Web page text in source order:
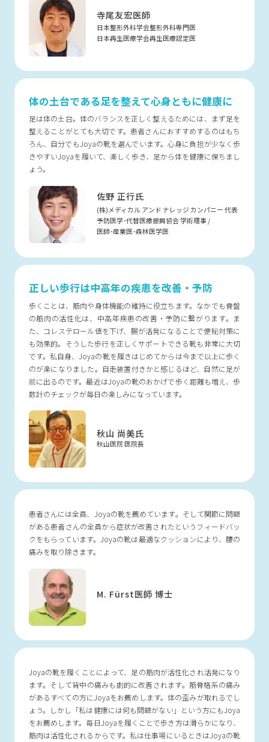
寺尾友宏医師
日本整形外科学会整形外科専門医
日本再生医療学会再生医療認定医
体の土台である足を整えて心身ともに健康に
足は体の土台。体のバランスを正しく整えるためには、まず足を
整えることがとても大切です。患者さんにおすすめするのはもち
ろん、自分でもJoyaの靴を選んでいます。心身に負担が少なく歩
きやすいJoyaを履いて、楽しく歩き、足から体を健康に保ちまし
ょう。
佐野 正行氏
(株)メディカル アンド ナレッジ カンパニー 代表
予防医学･代替医療振興協会 学術理事 /
医師･産業医･森林医学医
正しい歩行は中高年の疾患を改善・予防
歩くことは、筋肉や身体機能の維持に役立ちます。なかでも骨盤
の筋肉の活性化は、中高年疾患の改善・予防に繋がります。ま
た、コレステロール値を下げ、腸が活発になることで便秘対策に
も効果的。そうした歩行を正しくサポートできる靴も非常に大切
です。私自身、Joyaの靴を履きはじめてからは今まで以上に歩く
のが楽になりました。自走装置付きかと感じるほど、自然に足が
前に出るのです。最近はJoyaの靴のおかげで歩く距離も増え、歩
数計のチェックが毎日の楽しみになっています。
秋山 尚美氏
秋山医院 医院長
患者さんには全員、Joyaの靴を薦めています。そして関節に問題
がある患者さんの全員から症状が改善されたというフィードバッ
クをもらっています。Joyaの靴は最適なクッションにより、腰の
痛みを取り除きます。
M. Fürst医師 博士
Joyaの靴を履くことによって、足の筋肉が活性化され活発になり
ます。そして背中の痛みも劇的に改善されます。筋骨格系の痛み
があるすべての方にJoyaをお薦めします。体の歪みが取れるでし
ょう。しかし「私は健康には何も問題がない」という方にもJoya
をお薦めします。毎日Joyaを履くことで歩き方は滑らかになり、
筋肉は活性化されるからです。私は仕事場にいるときはJoyaの靴